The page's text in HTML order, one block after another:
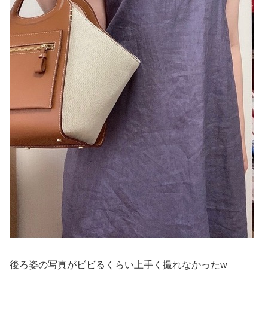
後ろ姿の写真がビビるくらい上手く撮れなかったw